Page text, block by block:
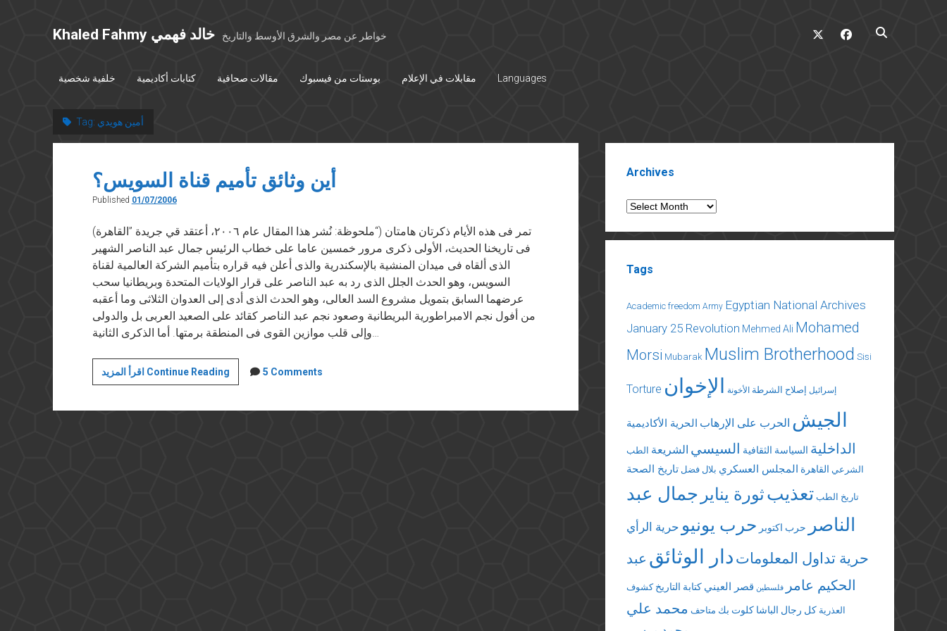
Khaled Fahmy خالد فهمي خواطر عن مصر والشرق الأوسط والتاريخ
twitter facebook
خلفية شخصية كتابات أكاديمية مقالات صحافية بوستات من فيسبوك مقابلات في الإعلام Languages
Tag: أمين هويدي
أين وثائق تأميم قناة السويس؟
Published 01/07/2006
(ملحوظة: نُشر هذا المقال عام ٢٠٠٦، أعتقد قي جريدة ”القاهرة“) تمر فى هذه الأيام ذكرتان هامتان
فى تاريخنا الحديث، الأولى ذكرى مرور خمسين عاما على خطاب الرئيس جمال عبد الناصر الشهير
الذى ألقاه فى ميدان المنشية بالإسكندرية والذى أعلن فيه قراره بتأميم الشركة العالمية لقناة
السويس، وهو الحدث الجلل الذى رد به عبد الناصر على قرار الولايات المتحدة وبريطانيا سحب
عرضهما السابق بتمويل مشروع السد العالى، وهو الحدث الذى أدى إلى العدوان الثلاثى وما أعقبه
من أفول نجم الامبراطورية البريطانية وصعود نجم عبد الناصر كقائد على الصعيد العربى بل والدولى
وإلى قلب موازين القوى فى المنطقة برمتها. أما الذكرى الثانية…
اقرأ المزيد Continue Readingأين
وثائق
5 Comments
Archives
Archives
Tags
Academic freedom Army Egyptian National Archives
January 25 Revolution Mehmed Ali Mohamed
Morsi Mubarak Muslim Brotherhood Sisi
Torture إسرائيل إصلاح الشرطة الأخونة الإخوان
الجيش الحرب على الإرهاب الحرية الأكاديمية
الداخلية السياسة الثقافية السيسي الشريعة الطب
الشرعي القاهرة المجلس العسكري بلال فضل تاريخ الصحة
تاريخ الطب تعذيبثورة يناير جمال عبد
الناصر
حرب اكتوبر حرب يونيو حرية الرأي
حرية تداول المعلومات دار الوثائق عبد
الحكيم عامر
فلسطين قصر العيني كتابة التاريخ كشوف
العذرية كل رجال الباشا كلوت بك متاحف محمد علي